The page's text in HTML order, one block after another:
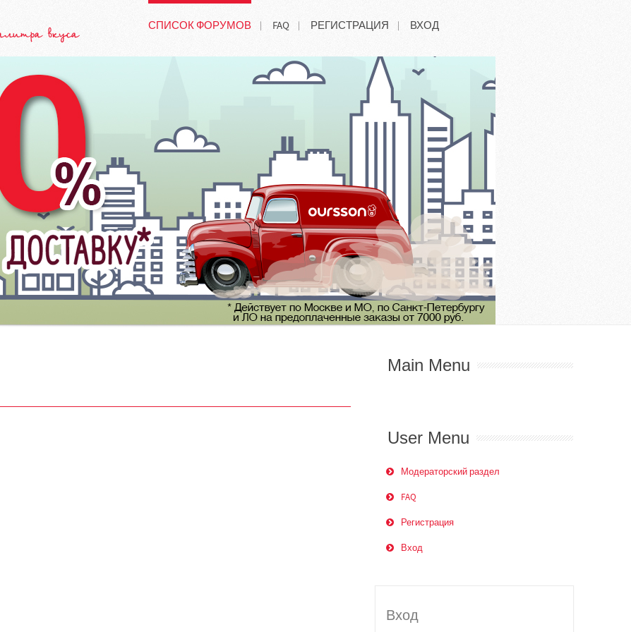
СПИСОК ФОРУМОВ FAQ РЕГИСТРАЦИЯ ВХОД
Main Menu
User Menu
Модераторский раздел
FAQ
Регистрация
Вход
Вход